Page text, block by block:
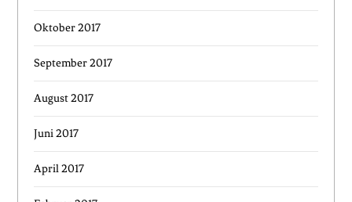
Oktober 2017
September 2017
August 2017
Juni 2017
April 2017